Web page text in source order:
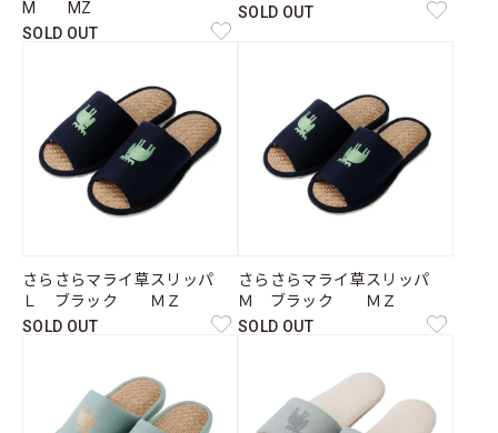
M MZ
SOLD OUT
SOLD OUT
さらさらマライ草スリッパ
Ｌ ブラック ＭＺ
SOLD OUT
さらさらマライ草スリッパ
Ｍ ブラック ＭＺ
SOLD OUT